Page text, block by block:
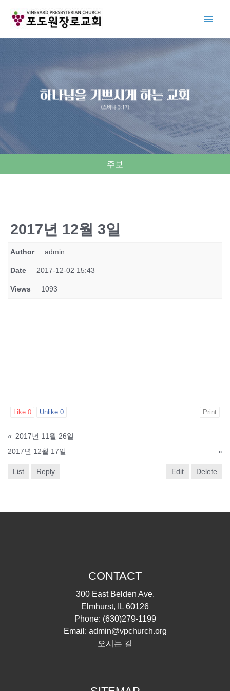
주보
2017년 12월 3일
Author admin
Date 2017-12-02 15:43
Views 1093
Like 0 Unlike 0 Print
« 2017년 11월 26일
2017년 12월 17일
»
List Reply Edit Delete
CONTACT
300 East Belden Ave.
Elmhurst, IL 60126
Phone: (630)279-1199
Email: admin@vpchurch.org
오시는 길